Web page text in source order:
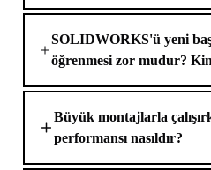
SOLIDWORKS'ü yeni
öğrenmesi zor mudur?
Büyük montajlarla
performansı nasıldır?